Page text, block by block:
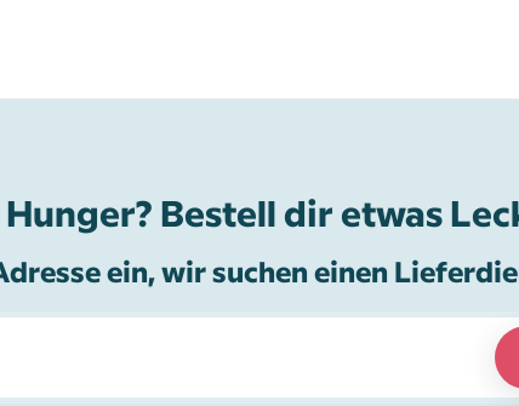
Hunger? Bestell dir etwas
ein, wir suchen einen